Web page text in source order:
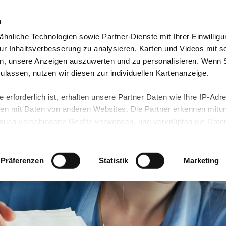
Technologien sowie Partner-Dienste mit Ihrer
Inhaltsverbesserung zu analysieren, Karten und Videos mit
unsere Anzeigen auszuwerten und zu personalisieren. Wenn
nutzen wir diesen zur individuellen Kartenanzeige.
erforderlich ist, erhalten unsere Partner Daten wie Ihre IP-
mit Daten von anderen Websites. Die Partner erkennen
verschiedene Geräte verwenden, und verknüpfen die Daten
ist kein der EU gleichwertiges Datenschutzniveau
Daten führen kann.
unserenDatenschutzhinweisenund in unsererCookie-
Funktionen für diese Zwecke aktiviert sind, müssen Sie
können mittels nachfolgender Buttons über Ihre Einwilligung für
erteilte Einwilligung stets für die Zukunft widerrufen. Bitte
Präferenzen Statistik Marketing
& Angebote Presse & Themen Jobs & Karriere